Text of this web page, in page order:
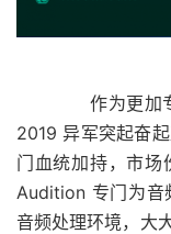
作为更加专业
2019 异军突起奋
门血统加持，市
Audition 专门为音
音频处理环境，大